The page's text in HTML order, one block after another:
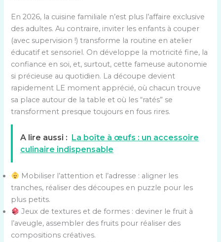
En 2026, la cuisine familiale n’est plus l’affaire exclusive
des adultes. Au contraire, inviter les enfants à couper
(avec supervision !) transforme la routine en atelier
éducatif et sensoriel. On développe la motricité fine, la
confiance en soi, et, surtout, cette fameuse autonomie
si précieuse au quotidien. La découpe devient
rapidement LE moment apprécié, où chacun trouve
sa place autour de la table et où les “ratés” se
transforment presque toujours en fous rires.
A lire aussi : La boîte à œufs : un accessoire
culinaire indispensable
Mobiliser l’attention et l’adresse : aligner les
tranches, réaliser des découpes en puzzle pour les
plus petits.
Jeux de textures et de formes : deviner le fruit à
l’aveugle, assembler des fruits pour réaliser des
compositions créatives.